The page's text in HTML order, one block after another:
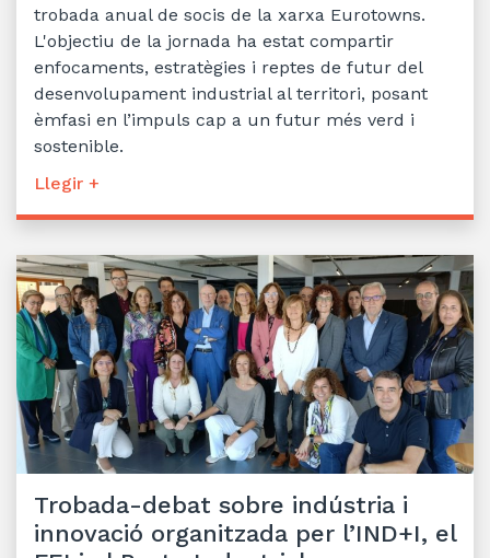
trobada anual de socis de la xarxa Eurotowns.
L'objectiu de la jornada ha estat compartir
enfocaments, estratègies i reptes de futur del
desenvolupament industrial al territori, posant
èmfasi en l’impuls cap a un futur més verd i
sostenible.
Llegir +
Trobada-debat sobre indústria i
innovació organitzada per l’IND+I, el